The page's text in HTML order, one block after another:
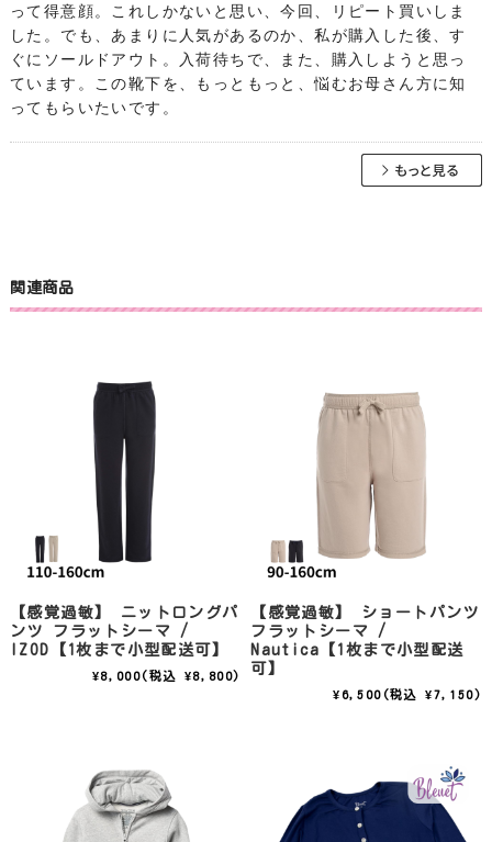
って得意顔。これしかないと思い、今回、リピート買いしま
した。でも、あまりに人気があるのか、私が購入した後、す
ぐにソールドアウト。入荷待ちで、また、購入しようと思っ
ています。この靴下を、もっともっと、悩むお母さん方に知
ってもらいたいです。
関連商品
【感覚過敏】 ニットロングパ
ンツ フラットシーマ /
IZOD【1枚まで小型配送可】
¥8,000(税込 ¥8,800)
【感覚過敏】 ショートパンツ
フラットシーマ /
Nautica【1枚まで小型配送
可】
¥6,500 (税込 ¥7,150)